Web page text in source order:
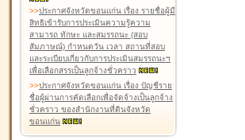
>>ประกาศจังหวัดขอนแก่น เรื่อง รายชื่อผู้มี
สิทธิเข้ารับการประเมินความรู้ความ
สามารถ ทักษะ และสมรรถนะ (สอบ
สัมภาษณ์) กำหนดวัน เวลา สถานที่สอบ
และระเบียบเกี่ยวกับการประเมินสมรรถนะฯ
เพื่อเลือกสรรเป็นลูกจ้างชั่วคราว
>>ประกาศจังหวัดขอนแก่น เรื่อง บัญชีราย
ชื่อผู้ผ่านการคัดเลือกเพื่อจัดจ้างเป็นลูกจ้าง
ชั่วคราว ของสำนักงานที่ดินจังหวัด
ขอนแก่น